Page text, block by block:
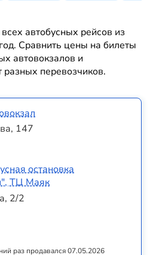
автобусных рейсов из
Сравнить цены на билеты
автовокзалов и
разных перевозчиков.
147
остановка
ТЦ Маяк
2/2
раз продавался 07.05.2026